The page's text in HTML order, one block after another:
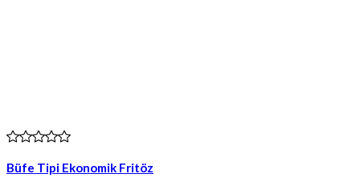
Büfe Tipi Ekonomik Fritöz